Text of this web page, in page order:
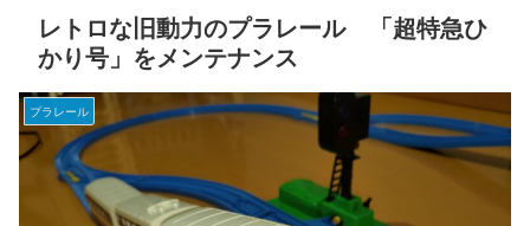
レトロな旧動力のプラレール 「超特急ひ
かり号」をメンテナンス
プラレール